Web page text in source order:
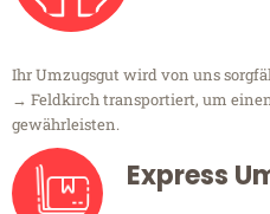
Ihr Umzugsgut wird von uns
→ Feldkirch transportiert, um
gewährleisten.
Express